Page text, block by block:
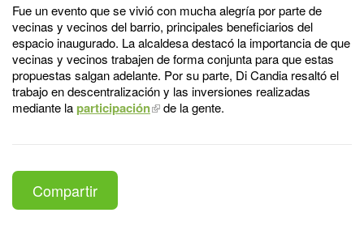
Fue un evento que se vivió con mucha alegría por parte de
vecinas y vecinos del barrio, principales beneficiarios del
espacio inaugurado. La alcaldesa destacó la importancia de que
vecinas y vecinos trabajen de forma conjunta para que estas
propuestas salgan adelante. Por su parte, Di Candia resaltó el
trabajo en descentralización y las inversiones realizadas
mediante laparticipación de la gente.
Compartir